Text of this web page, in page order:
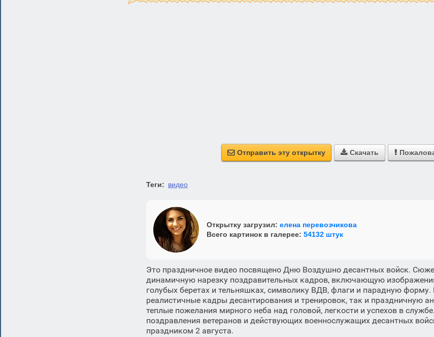
 Отправить эту открытку  Скачать 
Теги: видео
Открытку загрузил: елена перевозчикова
Всего картинок в галерее: 54132 штук
Это праздничное видео посвящено Дню Воздушно десантных войск.
динамичную нарезку поздравительных кадров, включающую
голубых беретах и тельняшках, символику ВДВ, флаги и парадную форму.
реалистичные кадры десантирования и тренировок, так и праздничную
теплые пожелания мирного неба над головой, легкости и успехов в
поздравления ветеранов и действующих военнослужащих десантных
праздником 2 августа.